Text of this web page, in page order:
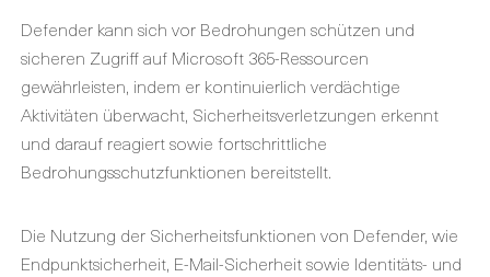
Defender kann sich vor Bedrohungen schützen und
sicheren Zugriff auf Microsoft 365-Ressourcen
gewährleisten, indem er kontinuierlich verdächtige
Aktivitäten überwacht, Sicherheitsverletzungen erkennt
und darauf reagiert sowie fortschrittliche
Bedrohungsschutzfunktionen bereitstellt.
Die Nutzung der Sicherheitsfunktionen von Defender, wie
Endpunktsicherheit, E-Mail-Sicherheit sowie Identitäts- und